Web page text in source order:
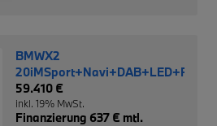
BMWX2
59.410 €
inkl. 19% MwSt.
Finanzierung 637 € mtl.